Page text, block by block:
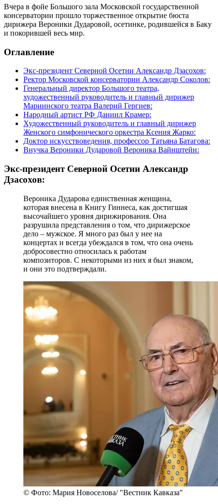
Вчера в фойе Большого зала Московской государственной
консерватории прошло торжественное открытие бюста
дирижера Вероники Дударовой, осетинке, родившейся в Баку
и покорившей весь мир.
Оглавление
Экс-президент Северной Осетии Александр Дзасохов:
Ректор Московской консерватории Александр Соколов:
Генеральный директор Большого театра,
художественный руководитель и главный дирижер
Мариинского театра Валерий Гергиев:
Народный артист РФ Даниил Крамер:
Художественный руководитель и главный дирижер
Женского симфонического оркестра Ксения Жарко:
Доктор искусствоведения, профессор Татьяна Батагова:
Внучка Вероники Дударовой Вероника Вайнштейн:
Экс-президент Северной Осетии Александр
Дзасохов:
Вероника Дударова единственная женщина,
которая внесена в Книгу Гиннеса, как достигшая
высочайшего уровня дирижирования. Она
разрушила представления о том, что дирижерское
дело – мужское. Я много раз был у нее на
концертах и всегда убеждался в том, что она очень
добросовестно относилась к работам
композиторов. С некоторыми из них я был знаком,
и они это подтверждали.
© Фото: Мария Новоселова/ "Вестник Кавказа"